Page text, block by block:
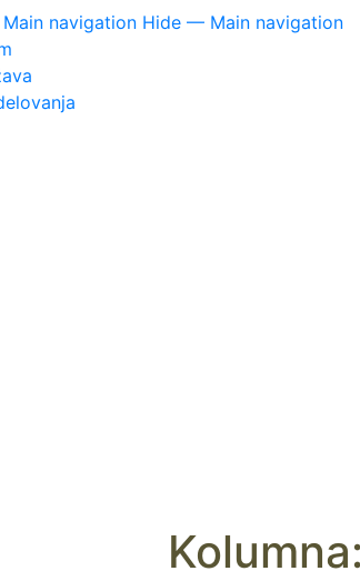
navigation Hide — Main navigation